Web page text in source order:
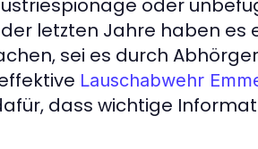
oder
letzten Jahre haben es
sei es durch
Lauschabwehr
dass wichtige